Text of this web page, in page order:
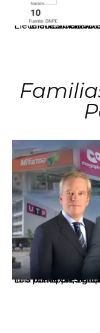
Los principales grupos empresariales del país